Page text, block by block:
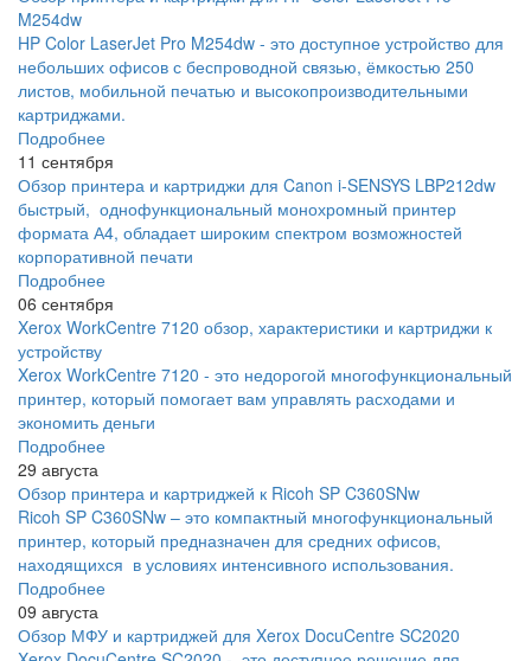
M254dw
HP Color LaserJet Pro M254dw - это доступное устройство для
небольших офисов с беспроводной связью, ёмкостью 250
листов, мобильной печатью и высокопроизводительными
картриджами.
Подробнее
11 сентября
Обзор принтера и картриджи для Canon i-SENSYS LBP212dw
быстрый, однофункциональный монохромный принтер
формата А4, обладает широким спектром возможностей
корпоративной печати
Подробнее
06 сентября
Xerox WorkCentre 7120 обзор, характеристики и картриджи к
устройству
Xerox WorkCentre 7120 - это недорогой многофункциональный
принтер, который помогает вам управлять расходами и
экономить деньги
Подробнее
29 августа
Обзор принтера и картриджей к Ricoh SP C360SNw
Ricoh SP C360SNw – это компактный многофункциональный
принтер, который предназначен для средних офисов,
находящихся в условиях интенсивного использования.
Подробнее
09 августа
Обзор МФУ и картриджей для Xerox DocuCentre SC2020